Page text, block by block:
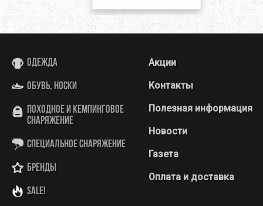
Одежда
Обувь, носки
Походное и кемпинговое
снаряжение
Специальное снаряжение
Бренды
SALE!
Акции
Контакты
Полезная информация
Новости
Газета
Оплата и доставка